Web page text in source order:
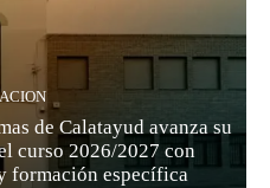
de Calatayud avanza su
curso 2026/2027 con
formación específica